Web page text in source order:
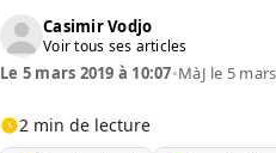
Casimir Vodjo
Voir tous ses articles
Le 5 mars 2019 à 10:07•MàJ le 5
2 min de lecture